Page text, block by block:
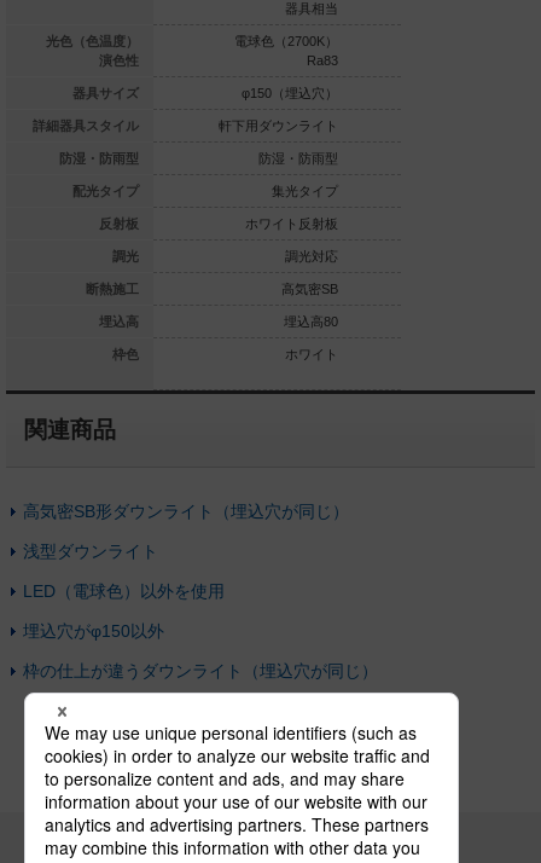
光色（色温度）
演色性
器具サイズ
詳細器具スタイル
防湿・防雨型
配光タイプ
反射板
調光
断熱施工
埋込高
枠色
色（5000K）
（埋込穴）
ダウンライト
防湿・防雨型
集光タイプ
高気密SB
器具相当
電球色（2700K）
Ra83
φ150（埋込穴）
軒下用ダウンライト
防湿・防雨型
集光タイプ
ホワイト反射板
調光対応
高気密SB
埋込高80
ホワイト
関連商品
高気密SB形ダウンライト（埋込穴が同じ）
浅型ダウンライト
LED（電球色）以外を使用
埋込穴がφ150以外
枠の仕上が違うダウンライト（埋込穴が同じ）
パナソニックの電気設備 SNSアカウント